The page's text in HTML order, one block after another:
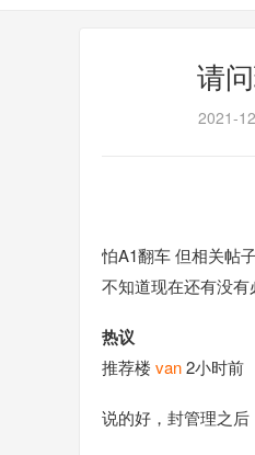
请
2021-
怕A1翻车 但相关帖
不知道现在还有没有
热议
推荐楼 van2小时前
说的好，封管理之